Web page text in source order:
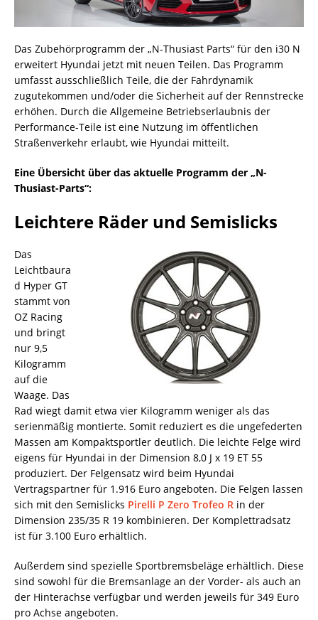
Das Zubehörprogramm der „N-Thusiast Parts“ für den i30 N
erweitert Hyundai jetzt mit neuen Teilen. Das Programm
umfasst ausschließlich Teile, die der Fahrdynamik
zugutekommen und/oder die Sicherheit auf der Rennstrecke
erhöhen. Durch die Allgemeine Betriebserlaubnis der
Performance-Teile ist eine Nutzung im öffentlichen
Straßenverkehr erlaubt, wie Hyundai mitteilt.
Eine Übersicht über das aktuelle Programm der „N-
Thusiast-Parts“:
Leichtere Räder und Semislicks
Das
Leichtbaura
d Hyper GT
stammt von
OZ Racing
und bringt
nur 9,5
Kilogramm
auf die
Waage. Das
Rad wiegt damit etwa vier Kilogramm weniger als das
serienmäßig montierte. Somit reduziert es die ungefederten
Massen am Kompaktsportler deutlich. Die leichte Felge wird
eigens für Hyundai in der Dimension 8,0 J x 19 ET 55
produziert. Der Felgensatz wird beim Hyundai
Vertragspartner für 1.916 Euro angeboten. Die Felgen lassen
sich mit den Semislicks Pirelli P Zero Trofeo R in der
Dimension 235/35 R 19 kombinieren. Der Komplettradsatz
ist für 3.100 Euro erhältlich.
Außerdem sind spezielle Sportbremsbeläge erhältlich. Diese
sind sowohl für die Bremsanlage an der Vorder- als auch an
der Hinterachse verfügbar und werden jeweils für 349 Euro
pro Achse angeboten.